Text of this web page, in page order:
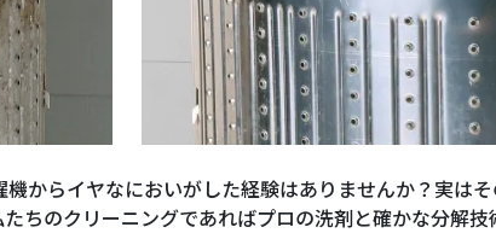
からイヤなにおいがした経験はありませんか？実は
ちのクリーニングであればプロの洗剤と確かな分解